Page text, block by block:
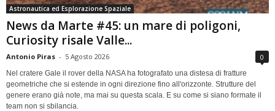
Astronautica ed Esplorazione Spaziale
News da Marte #45: un mare di poligoni,
Curiosity risale Valle...
Antonio Piras - 5 Agosto 2026 0
Nel cratere Gale il rover della NASA ha fotografato una distesa di fratture
geometriche che si estende in ogni direzione fino all'orizzonte. Strutture del
genere erano già note, ma mai su questa scala. E su come si siano formate il
team non si sbilancia.